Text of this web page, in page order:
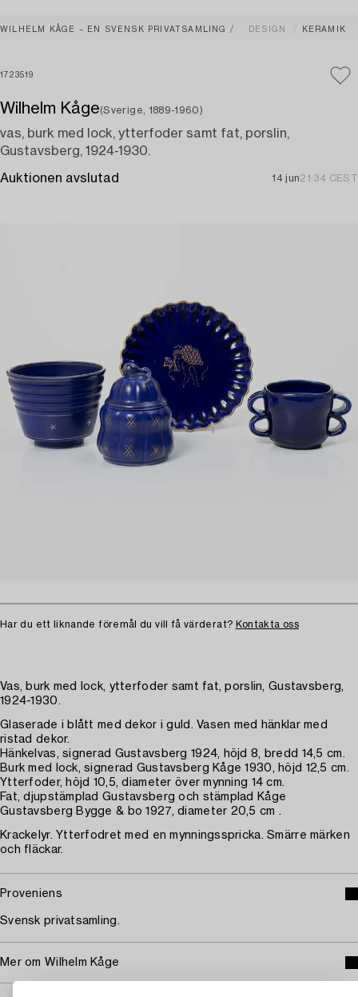
WILHELM KÅGE – EN SVENSK PRIVATSAMLING DESIGN KERAMIK
1723519
Wilhelm Kåge(Sverige, 1889-1960)
vas, burk med lock, ytterfoder samt fat, porslin,
Gustavsberg, 1924-1930.
Auktionen avslutad 14 jun21:34 CEST
Har du ett liknande föremål du vill få värderat? Kontakta oss
Vas, burk med lock, ytterfoder samt fat, porslin, Gustavsberg,
1924-1930.
Glaserade i blått med dekor i guld. Vasen med hänklar med
ristad dekor.
Hänkelvas, signerad Gustavsberg 1924, höjd 8, bredd 14,5 cm.
Burk med lock, signerad Gustavsberg Kåge 1930, höjd 12,5 cm.
Ytterfoder, höjd 10,5, diameter över mynning 14 cm.
Fat, djupstämplad Gustavsberg och stämplad Kåge
Gustavsberg Bygge & bo 1927, diameter 20,5 cm .
Krackelyr. Ytterfodret med en mynningsspricka. Smärre märken
och fläckar.
Proveniens
Svensk privatsamling.
Mer om Wilhelm Kåge